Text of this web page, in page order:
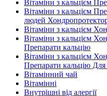
Вітаміни з кальцієм
Вітаміни з кальцієм
людей
Вітаміни з кальцієм
Вітаміни з кальцієм
Препарати кальцію
Вітаміни з кальцієм
Препарати кальцію Для
Вітамінний чай
Вітамінні
Внутрішні від алергії